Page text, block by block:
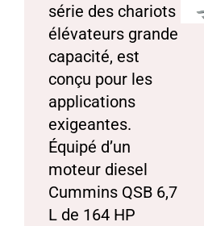
série des chariots
élévateurs grande
capacité, est
conçu pour les
applications
exigeantes.
Équipé d’un
moteur diesel
Cummins QSB 6,7
L de 164 HP